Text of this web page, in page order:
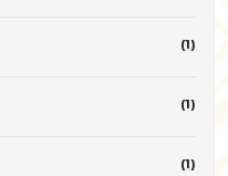
(1)
(1)
(1)